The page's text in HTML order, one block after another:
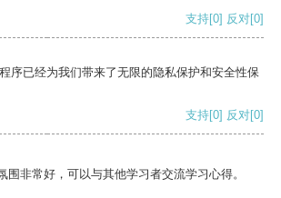
支持[0] 反对[0]
序已经为我们带来了无限的隐私保护和安全性保
支持[0] 反对[0]
围非常好，可以与其他学习者交流学习心得。